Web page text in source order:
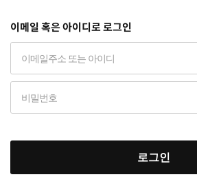
이메일 혹은 아이디로 로그인
로그인